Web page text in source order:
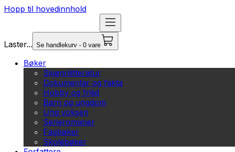
Hopp til hovedinnhold
Laster... Se handlekurv - 0 vare
Bøker
Skjønnlitteratur
Dokumentar og fakta
Hobby og fritid
Barn og ungdom
Ung voksen
Serieromaner
Fagbøker
Skolebøker